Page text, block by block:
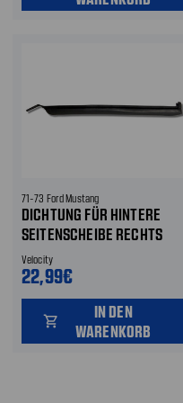
71-73 Ford Mustang
DICHTUNG FÜR HINTERE
SEITENSCHEIBE RECHTS
Velocity
22,99€
shopping_cart
IN DEN
WARENKORB